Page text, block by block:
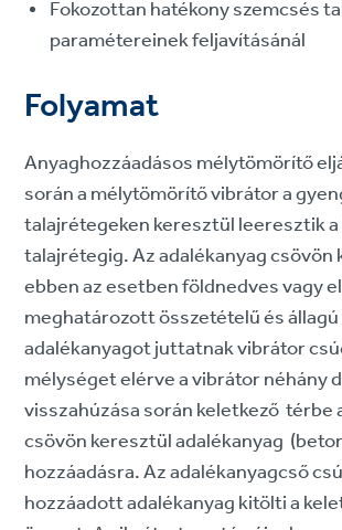
Fokozottan hatékony szemcsés
paramétereinek feljavításánál
Folyamat
Anyaghozzáadásos mélytömörítő
során a mélytömörítő vibrátor a
talajrétegeken keresztül leeresztik
talajrétegig. Az adalékanyag
ebben az esetben földnedves vagy
meghatározott összetételű és
adalékanyagot juttatnak vibrátor
mélységet elérve a vibrátor néhány
visszahúzása során keletkező térbe
csövön keresztül adalékanyag
hozzáadásra. Az adalékanyagcső
hozzáadott adalékanyag kitölti a